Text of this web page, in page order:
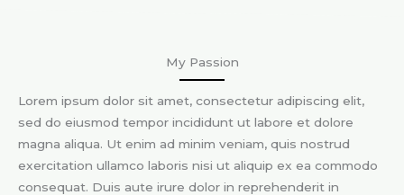
My Passion
Lorem ipsum dolor sit amet, consectetur adipiscing elit,
sed do eiusmod tempor incididunt ut labore et dolore
magna aliqua. Ut enim ad minim veniam, quis nostrud
exercitation ullamco laboris nisi ut aliquip ex ea commodo
consequat. Duis aute irure dolor in reprehenderit in